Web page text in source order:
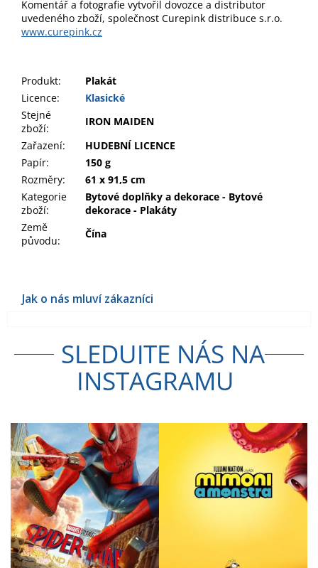
Komentář a fotografie vytvořil dovozce a distributor
uvedeného zboží, společnost Curepink distribuce s.r.o.
www.curepink.cz
Produkt:
Plakát
Licence:
Klasické
Stejné
zboží:
IRON MAIDEN
Zařazení:
HUDEBNÍ LICENCE
Papír:
150 g
Rozměry:
61 x 91,5 cm
Kategorie
zboží:
Bytové doplňky a dekorace - Bytové
dekorace - Plakáty
Země
původu:
Čína
SLEDUJTE NÁS NA
INSTAGRAMU